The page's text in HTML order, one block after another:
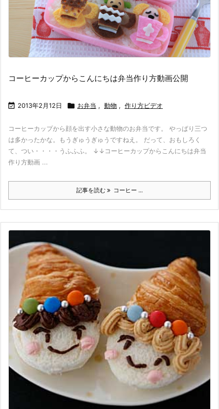
コーヒーカップからこんにちは弁当作り方動画公開
 2013年2月12日  お弁当 , 動物 , 作り方ビデオ
コーヒーカップから顔を出す小さな動物のお弁当です。 やっぱり三つ
は多かったかな。もうぎゅうぎゅうですねえ。 だって、おもしろく
て、つい・・・・うふふふ。 ↓↓コーヒーカップからこんにちは弁当
作り方動画 ...
記事を読む コーヒー ...